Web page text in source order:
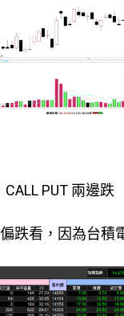
PUT 兩邊跌
跌看，因為台積